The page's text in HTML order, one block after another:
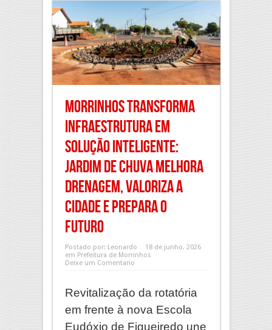
Morrinhos transforma
infraestrutura em
solução inteligente:
Jardim de Chuva melhora
drenagem, valoriza a
cidade e prepara o
futuro
Postado por: Leonardo
18 de junho, 2026
em Prefeitura de Morrinhos
Deixe um Comentario
Revitalização da rotatória
em frente à nova Escola
Eudóxio de Figueiredo une